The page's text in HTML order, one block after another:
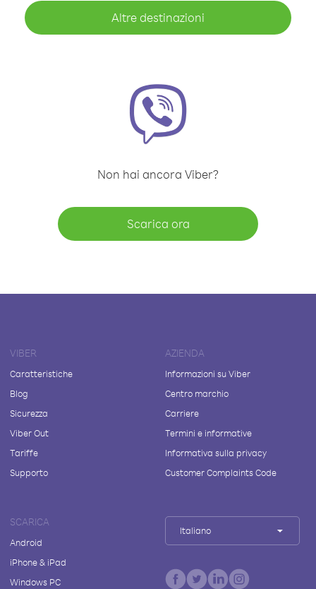
Altre destinazioni
Non hai ancora Viber?
Scarica ora
VIBER
Caratteristiche
Blog
Sicurezza
Viber Out
Tariffe
Supporto
AZIENDA
Informazioni su Viber
Centro marchio
Carriere
Termini e informative
Informativa sulla privacy
Customer Complaints Code
SCARICA
Android
iPhone & iPad
Windows PC
Italiano